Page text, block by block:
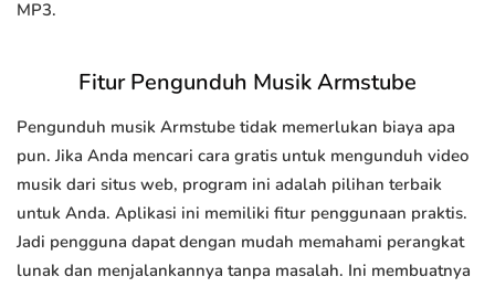
MP3.
Fitur Pengunduh Musik Armstube
Pengunduh musik Armstube tidak memerlukan biaya apa
pun. Jika Anda mencari cara gratis untuk mengunduh video
musik dari situs web, program ini adalah pilihan terbaik
untuk Anda. Aplikasi ini memiliki fitur penggunaan praktis.
Jadi pengguna dapat dengan mudah memahami perangkat
lunak dan menjalankannya tanpa masalah. Ini membuatnya